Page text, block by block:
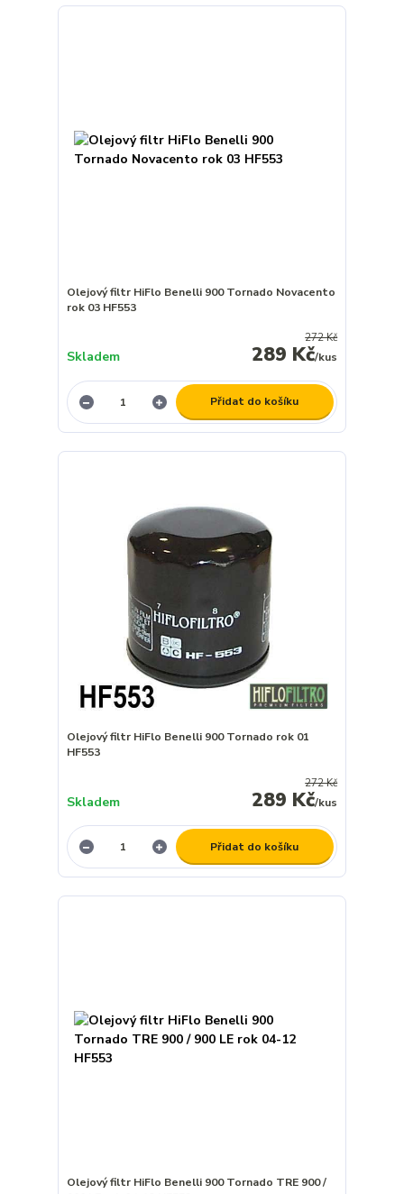
Olejový filtr HiFlo Benelli 900 Tornado Novacento
rok 03 HF553
272 Kč
289 Kč/kus
Skladem
Přidat do košíku
Olejový filtr HiFlo Benelli 900 Tornado rok 01
HF553
272 Kč
289 Kč/kus
Skladem
Přidat do košíku
Olejový filtr HiFlo Benelli 900 Tornado TRE 900 /